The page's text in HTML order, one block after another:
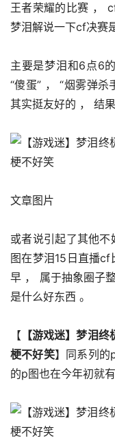
王者荣耀的比赛 ，
梦泪解说一下cf决赛
主要是梦泪和6点6
“傻蛋” ， “烟雾弹
其实挺友好的 ， 结
文章图片
或者说引起了其他
图在梦泪15日直播
早 ， 属于抽象圈子
是什么好东西 。
【 【游戏迷】梦泪
梗不好笑】同系列的
的p图也在今年初就